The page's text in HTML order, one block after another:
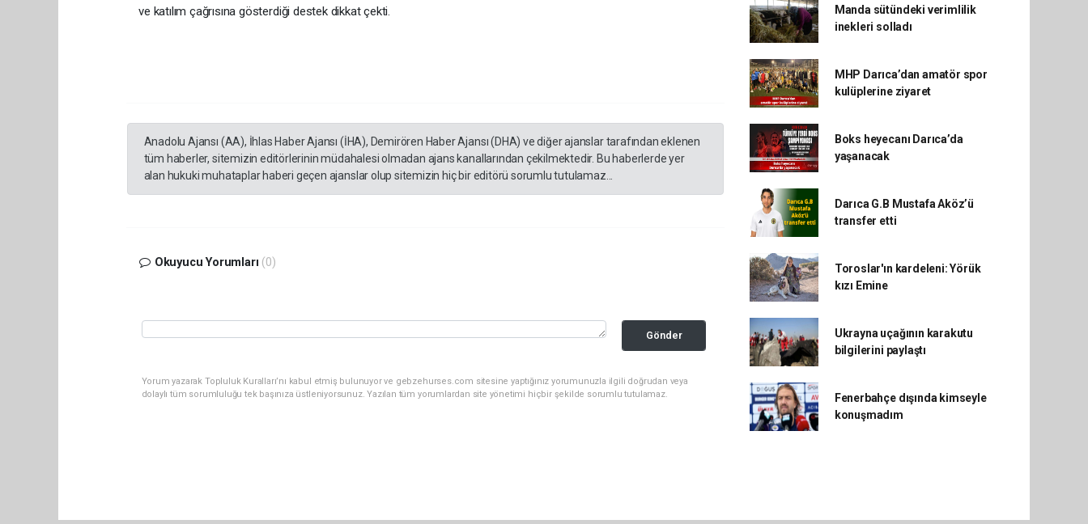
ve katılım çağrısına gösterdiği destek dikkat çekti.
Anadolu Ajansı (AA), İhlas Haber Ajansı (İHA), Demirören Haber Ajansı (DHA) ve diğer ajanslar tarafından eklenen
tüm haberler, sitemizin editörlerinin müdahalesi olmadan ajans kanallarından çekilmektedir. Bu haberlerde yer
alan hukuki muhataplar haberi geçen ajanslar olup sitemizin hiç bir editörü sorumlu tutulamaz...
Okuyucu Yorumları (0)
Gönder
Yorum yazarak Topluluk Kuralları’nı kabul etmiş bulunuyor ve gebzehurses.com sitesine yaptığınız yorumunuzla ilgili doğrudan veya
dolaylı tüm sorumluluğu tek başınıza üstleniyorsunuz. Yazılan tüm yorumlardan site yönetimi hiçbir şekilde sorumlu tutulamaz.
Manda sütündeki verimlilik
inekleri solladı
MHP Darıca’dan amatör spor
kulüplerine ziyaret
Boks heyecanı Darıca’da
yaşanacak
Darıca G.B Mustafa Aköz’ü
transfer etti
Toroslar'ın kardeleni: Yörük
kızı Emine
Ukrayna uçağının karakutu
bilgilerini paylaştı
Fenerbahçe dışında kimseyle
konuşmadım